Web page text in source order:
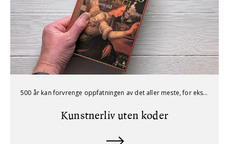
500 år kan forvrenge oppfatningen av det aller meste, for eksempel Leonardo da Vincis liv.
Kunstnerliv uten koder